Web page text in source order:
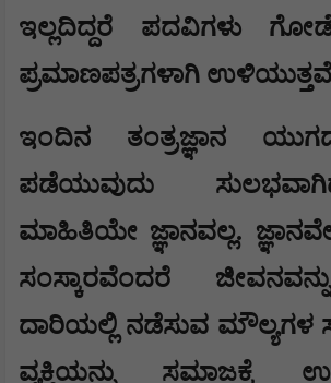
ಇಲ್ಲದಿದ್ದರೆ ಪದವಿಗಳು
ಪ್ರಮಾಣಪತ್ರಗಳಾಗಿ
ಇಂದಿನ ತಂತ್ರಜ್ಞಾನ
ಪಡೆಯುವುದು
ಮಾಹಿತಿಯೇ ಜ್ಞಾನವಲ್ಲ. ಜ್ಞಾನವೇ
ಸಂಸ್ಕಾರವೆಂದರೆ
ದಾರಿಯಲ್ಲಿ ನಡೆಸುವ ಮೌಲ್ಯಗಳ
ವ್ಯಕ್ತಿಯನ್ನು ಸಮಾಜಕ್ಕೆ